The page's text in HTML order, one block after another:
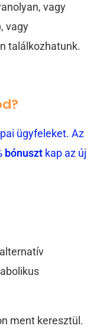
vagy
vagy
találkozhatunk.
ügyfeleket. Az
bónuszt kap az új
ment keresztül.